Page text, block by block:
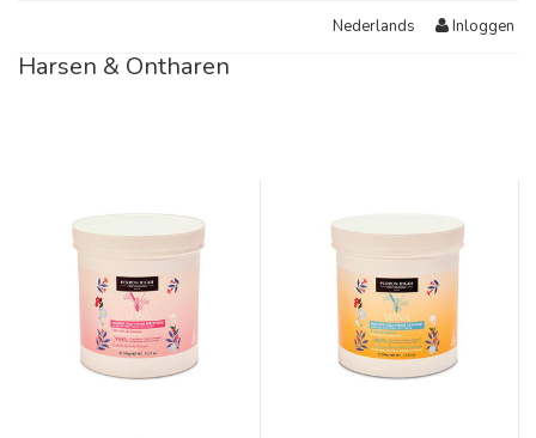
Nederlands Inloggen
Harsen & Ontharen